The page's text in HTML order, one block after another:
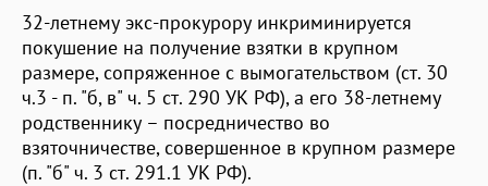
32-летнему экс-прокурору инкриминируется
покушение на получение взятки в крупном
размере, сопряженное с вымогательством (ст. 30
ч.3 - п. "б, в" ч. 5 ст. 290 УК РФ), а его 38-летнему
родственнику – посредничество во
взяточничестве, совершенное в крупном размере
(п. "б" ч. 3 ст. 291.1 УК РФ).